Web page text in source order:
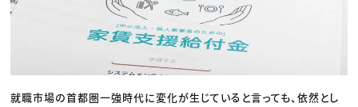
就職市場の首都圏一強時代に変化が生じていると言っても、依然とし